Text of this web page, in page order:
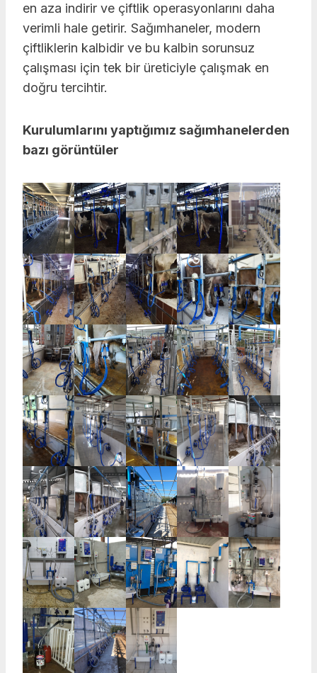
en aza indirir ve çiftlik operasyonlarını daha
verimli hale getirir. Sağımhaneler, modern
çiftliklerin kalbidir ve bu kalbin sorunsuz
çalışması için tek bir üreticiyle çalışmak en
doğru tercihtir.
Kurulumlarını yaptığımız sağımhanelerden
bazı görüntüler